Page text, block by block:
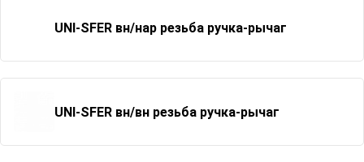
UNI-SFER вн/нар резьба ручка-рычаг
UNI-SFER вн/вн резьба ручка-рычаг